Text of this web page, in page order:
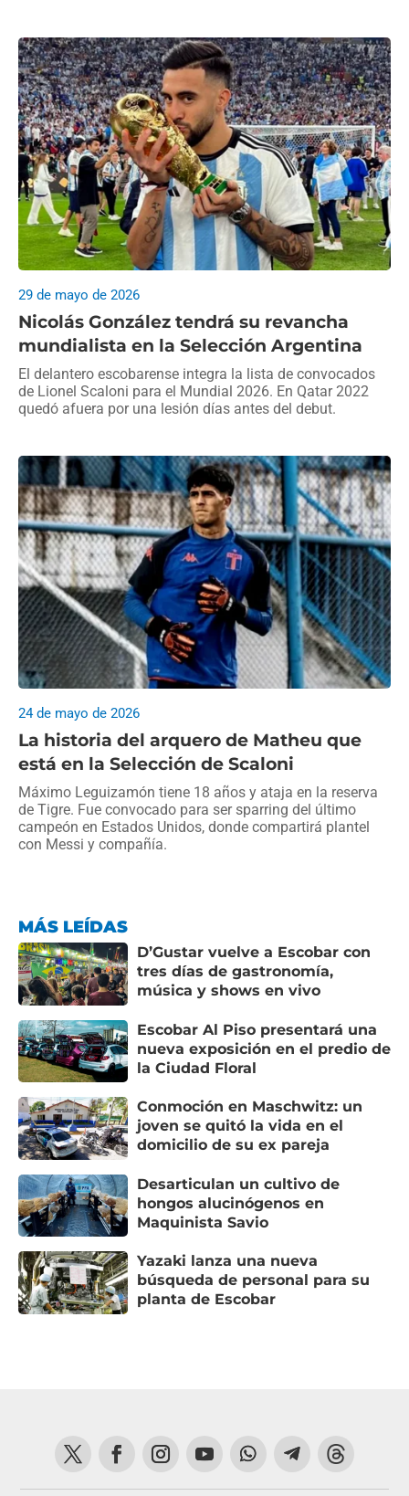
Nicolás González tendrá su revancha
mundialista en la Selección Argentina
29 de mayo de 2026
El delantero escobarense integra la lista de convocados
de Lionel Scaloni para el Mundial 2026. En Qatar 2022
quedó afuera por una lesión días antes del debut.
La historia del arquero de Matheu que
está en la Selección de Scaloni
24 de mayo de 2026
Máximo Leguizamón tiene 18 años y ataja en la reserva
de Tigre. Fue convocado para ser sparring del último
campeón en Estados Unidos, donde compartirá plantel
con Messi y compañía.
MÁS LEÍDAS
D’Gustar vuelve a Escobar con
tres días de gastronomía,
música y shows en vivo
Escobar Al Piso presentará una
nueva exposición en el predio de
la Ciudad Floral
Conmoción en Maschwitz: un
joven se quitó la vida en el
domicilio de su ex pareja
Desarticulan un cultivo de
hongos alucinógenos en
Maquinista Savio
Yazaki lanza una nueva
búsqueda de personal para su
planta de Escobar